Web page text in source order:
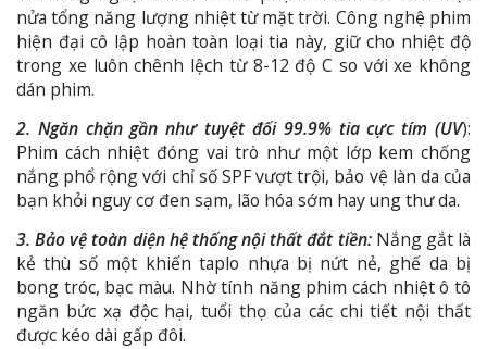
nửa tổng năng lượng nhiệt từ mặt trời. Công nghệ phim
hiện đại cô lập hoàn toàn loại tia này, giữ cho nhiệt độ
trong xe luôn chênh lệch từ 8-12 độ C so với xe không
dán phim.
2. Ngăn chặn gần như tuyệt đối 99.9% tia cực tím (UV):
Phim cách nhiệt đóng vai trò như một lớp kem chống
nắng phổ rộng với chỉ số SPF vượt trội, bảo vệ làn da của
bạn khỏi nguy cơ đen sạm, lão hóa sớm hay ung thư da.
3. Bảo vệ toàn diện hệ thống nội thất đắt tiền: Nắng gắt là
kẻ thù số một khiến taplo nhựa bị nứt nẻ, ghế da bị
bong tróc, bạc màu. Nhờ tính năng phim cách nhiệt ô tô
ngăn bức xạ độc hại, tuổi thọ của các chi tiết nội thất
được kéo dài gấp đôi.